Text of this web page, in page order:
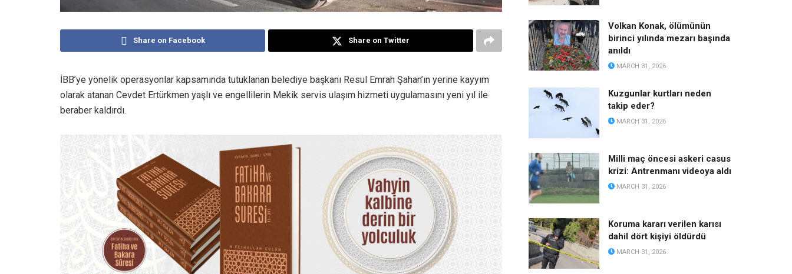
Share on Facebook Share on Twitter
İBB’ye yönelik operasyonlar kapsamında tutuklanan belediye başkanı Resul Emrah Şahan’ın yerine kayyım
olarak atanan Cevdet Ertürkmen yaşlı ve engellilerin Mekik servis ulaşım hizmeti uygulamasını yeni yıl ile
beraber kaldırdı.
Volkan Konak, ölümünün
birinci yılında mezarı başında
anıldı
MARCH 31, 2026
Kuzgunlar kurtları neden
takip eder?
MARCH 31, 2026
Milli maç öncesi askeri casus
krizi: Antrenmanı videoya aldı
MARCH 31, 2026
Koruma kararı verilen karısı
dahil dört kişiyi öldürdü
MARCH 31, 2026